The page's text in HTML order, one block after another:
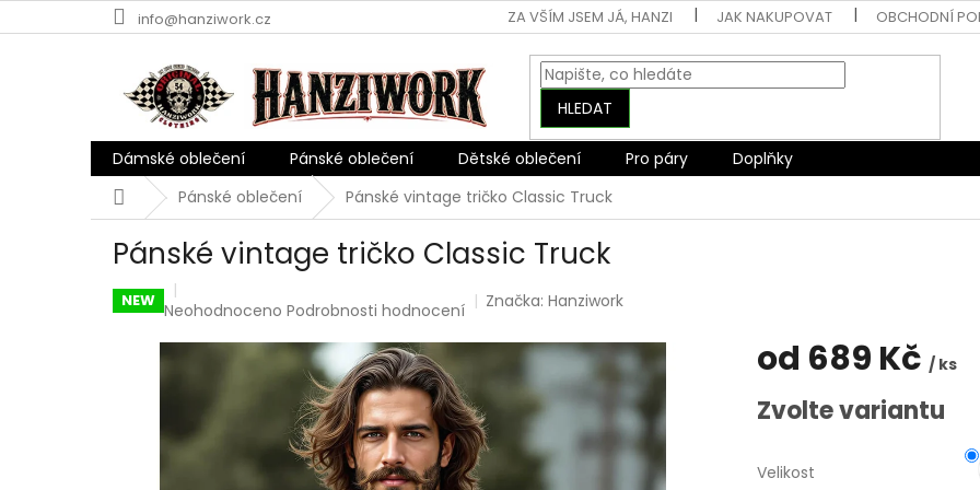
na
info@hanziwork.cz ZA VŠÍM JSEM JÁ, HANZI JAK NAKUPOVAT OBCHODNÍ
HLEDAT
Dámské oblečení Pánské oblečení Dětské oblečení Pro páry
Doplňky
DomůPánské oblečení Pánské vintage tričko Classic Truck
Pánské vintage tričko Classic Truck
NEW Průměrné
5
Neohodnoceno Podrobnosti hodnocení Značka:Hanziwork
od 689 Kč / ks
Měrná
cena:
Zvolte variantu
Velikost